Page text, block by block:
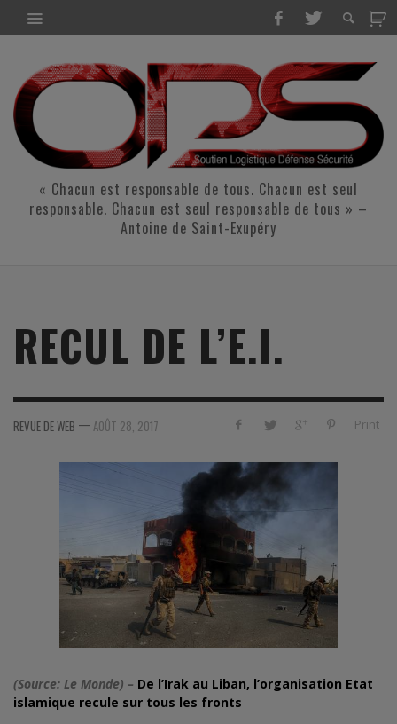
« Chacun est responsable de tous. Chacun est seul
responsable. Chacun est seul responsable de tous » –
Antoine de Saint-Exupéry
RECUL DE L’E.I.
Print
REVUE DE WEB — AOÛT 28, 2017
(Source: Le Monde) – De l’Irak au Liban, l’organisation Etat
islamique recule sur tous les fronts